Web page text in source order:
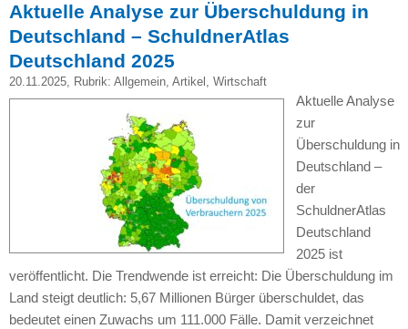
Aktuelle Analyse zur Überschuldung in
Deutschland – SchuldnerAtlas
Deutschland 2025
20.11.2025, Rubrik: Allgemein, Artikel , Wirtschaft
Aktuelle Analyse
zur
Überschuldung in
Deutschland –
der
SchuldnerAtlas
Deutschland
2025 ist
veröffentlicht. Die Trendwende ist erreicht: Die Überschuldung im
Land steigt deutlich: 5,67 Millionen Bürger überschuldet, das
bedeutet einen Zuwachs um 111.000 Fälle. Damit verzeichnet